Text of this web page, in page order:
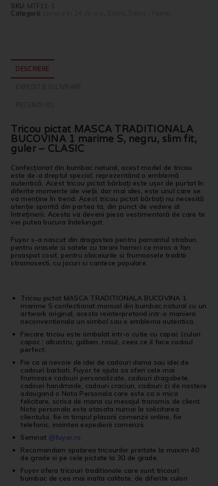
SKU: MTF11-1
Categorii:
, ,
DESCRIERE
Tricou pictat MASCA TRADITIONALA
BUCOVINA 1 marime S, negru, slim fit,
guler – CLASIC
Confecționat din bumbac natural, acest model de tricou
este de-a dreptul special, reprezentând o emblemă
autentică. Acest tricou pictat bărbați este ușor de purtat în
diferite momente ale vieții, dar mai ales, este unul care se
va menține în trend. Acest tricou pictat bărbați nu necesită
atenție sporită din partea ta, din punct de vedere al
întreținerii. Acesta va deveni piesa vestimentară de care te
vei putea bucura îndelungat.
Fuyor s-a nascut din dragostea pentru pamantul strabun,
pentru orasele si satele cu tarani harnici ce miros a fan
proaspat cosit, pentru obiceiurile si frumoasele traditii
stramosesti, cu jocuri si cantece populare.
Tricou pictat MASCA TRADITIONALA BUCOVINA 1
marime S confectionat manual din bumbac natural cu un
artwork original, acesta reinterpretand intr-o maniera
neconventionala un simbol sau o emblema autentica.
Fiecare tricou este ambalat intr-o cutie cu capac (culori
capac : albastru, galben, rosu), ceea ce il face cadoul
perfect.
Fie ca ai nevoie de idei de cadouri dama sau idei de
cadouri barbati, Fuyor te ajuta sa oferi cele mai
frumoase cadouri personalizate, cadouri dragobete,
cadouri handmade, cadouri craciun, cadouri zi de nastere
adaugand o Nota Personala care este ca o mica
felicitare, scrisa de mana cu mesajul transmis de client.
Nota personala este atasata numai la solicitarea
clientului, fie in timpul plasarii comenzii online, fie
telefonic, inaintea expedierii comenzii.
Semnat @fuyor.ro
Recomandam spalarea tricourilor printate la maxim 40
de grade si pe cele pictate la 30 de grade.
Fuyor ofera tricouri traditionale care sunt tricouri
bumbac de cea mai inalta calitate, de diferite culori